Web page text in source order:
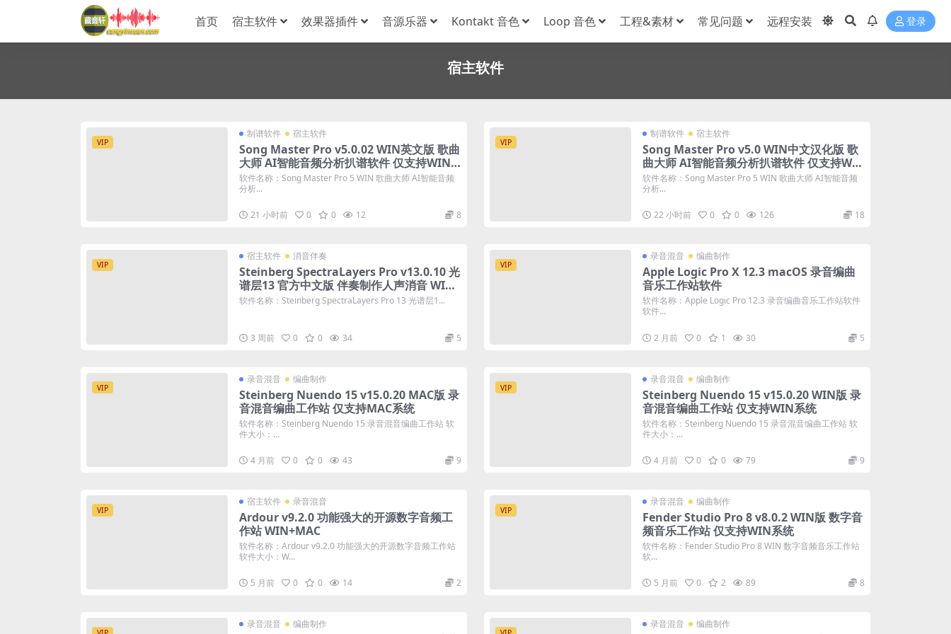
首页 宿主软件 效果器插件 音源乐器 Kontakt 音色 Loop 音色 工程&素材 常见问题 远程安装 登录
宿主软件
VIP
制谱软件 宿主软件
Song Master Pro v5.0.02 WIN英文版 歌曲
大师 AI智能音频分析扒谱软件 仅支持WIN
系统
软件名称：Song Master Pro 5 WIN 歌曲大师 AI智能音频
分析...
21 小时前 0 0 12 8
VIP
制谱软件 宿主软件
Song Master Pro v5.0 WIN中文汉化版 歌
曲大师 AI智能音频分析扒谱软件 仅支持WI
N系统
软件名称：Song Master Pro 5 WIN 歌曲大师 AI智能音频
分析...
22 小时前 0 0 126 18
VIP
宿主软件 消音伴奏
Steinberg SpectraLayers Pro v13.0.10 光
谱层13 官方中文版 伴奏制作人声消音 WIN+
MAC
软件名称：Steinberg SpectraLayers Pro 13 光谱层1...
3 周前 0 0 34 5
VIP
录音混音 编曲制作
Apple Logic Pro X 12.3 macOS 录音编曲
音乐工作站软件
软件名称：Apple Logic Pro 12.3 录音编曲音乐工作站软件
软件...
2 月前 0 1 30 5
VIP
录音混音 编曲制作
Steinberg Nuendo 15 v15.0.20 MAC版 录
音混音编曲工作站 仅支持MAC系统
软件名称：Steinberg Nuendo 15 录音混音编曲工作站 软
件大小：...
4 月前 0 0 43 9
VIP
录音混音 编曲制作
Steinberg Nuendo 15 v15.0.20 WIN版 录
音混音编曲工作站 仅支持WIN系统
软件名称：Steinberg Nuendo 15 录音混音编曲工作站 软
件大小：...
4 月前 0 0 79 9
VIP
宿主软件 录音混音
Ardour v9.2.0 功能强大的开源数字音频工
作站 WIN+MAC
软件名称：Ardour v9.2.0 功能强大的开源数字音频工作站
软件大小：W...
5 月前 0 0 14 2
VIP
录音混音 编曲制作
Fender Studio Pro 8 v8.0.2 WIN版 数字音
频音乐工作站 仅支持WIN系统
软件名称：Fender Studio Pro 8 WIN 数字音频音乐工作站
软...
5 月前 0 2 89 8
录音混音 编曲制作 录音混音 编曲制作